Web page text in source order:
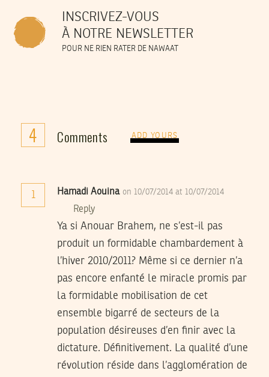
INSCRIVEZ-VOUS
À NOTRE NEWSLETTER
POUR NE RIEN RATER DE NAWAAT
4 Comments ADD YOURS
1 Hamadi Aouina on 10/07/2014 at 10/07/2014
Reply
Ya si Anouar Brahem, ne s’est-il pas
produit un formidable chambardement à
l’hiver 2010/2011? Même si ce dernier n’a
pas encore enfanté le miracle promis par
la formidable mobilisation de cet
ensemble bigarré de secteurs de la
population désireuses d’en finir avec la
dictature. Définitivement. La qualité d’une
révolution réside dans l’agglomération de